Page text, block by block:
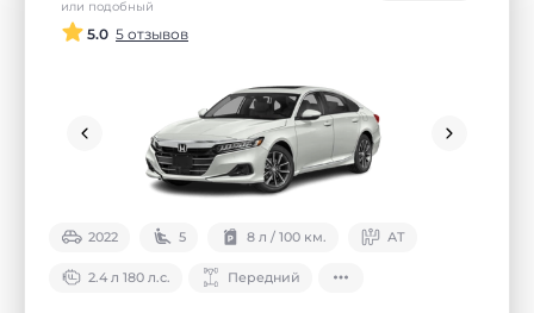
или подобный
5.0 5 отзывов
2022 5 8 л / 100 км. АТ
2.4 л 180 л.с. Передний